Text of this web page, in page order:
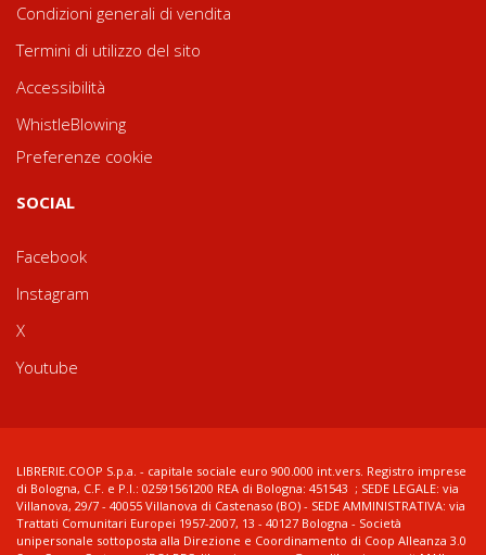
Condizioni generali di vendita
Termini di utilizzo del sito
Accessibilità
WhistleBlowing
Preferenze cookie
SOCIAL
Facebook
Instagram
X
Youtube
LIBRERIE.COOP S.p.a. - capitale sociale euro 900.000 int.vers. Registro imprese
di Bologna, C.F. e P.I.: 02591561200 REA di Bologna: 451543 ; SEDE LEGALE: via
Villanova, 29/7 - 40055 Villanova di Castenaso (BO) - SEDE AMMINISTRATIVA: via
Trattati Comunitari Europei 1957-2007, 13 - 40127 Bologna - Società
unipersonale sottoposta alla Direzione e Coordinamento di Coop Alleanza 3.0